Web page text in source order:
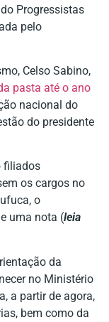
Progressistas
pelo
Celso Sabino,
pasta até o ano
nacional do
do presidente
filiados
os cargos no
o
uma nota (leia
da
no Ministério
a partir de agora,
bem como da